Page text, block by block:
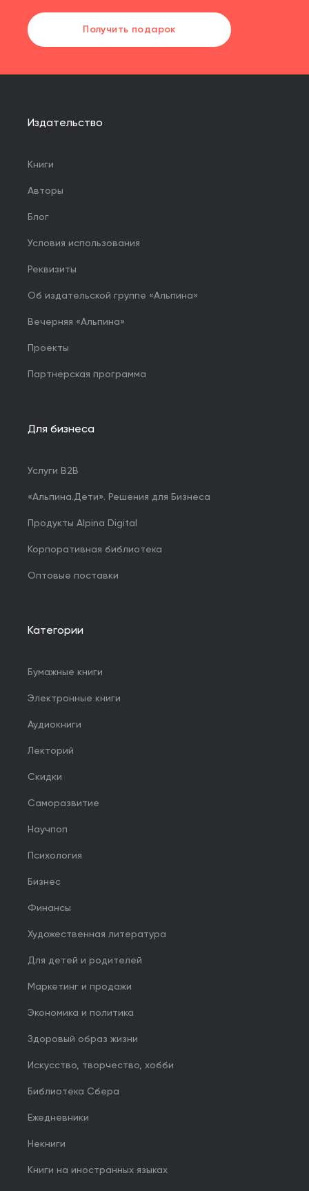
Получить подарок
Издательство
Книги
Авторы
Блог
Условия использования
Реквизиты
Об издательской группе «Альпина»
Вечерняя «Альпина»
Проекты
Партнерская программа
Для бизнеса
Услуги B2B
«Альпина.Дети». Решения для Бизнеса
Продукты Alpina Digital
Корпоративная библиотека
Оптовые поставки
Категории
Бумажные книги
Электронные книги
Аудиокниги
Лекторий
Скидки
Саморазвитие
Научпоп
Психология
Бизнес
Финансы
Художественная литература
Для детей и родителей
Маркетинг и продажи
Экономика и политика
Здоровый образ жизни
Искусство, творчество, хобби
Библиотека Сбера
Ежедневники
Некниги
Книги на иностранных языках